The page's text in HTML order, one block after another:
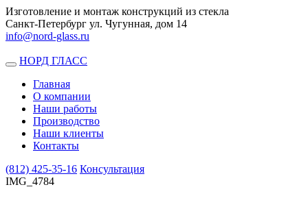
Изготовление и монтаж конструкций из стекла
Санкт-Петербург ул. Чугунная, дом 14
info@nord-glass.ru
Toggle
navigation
НОРД ГЛАСС
Главная
О компании
Наши работы
Производство
Наши клиенты
Контакты
(812) 425-35-16 Консультация
IMG_4784